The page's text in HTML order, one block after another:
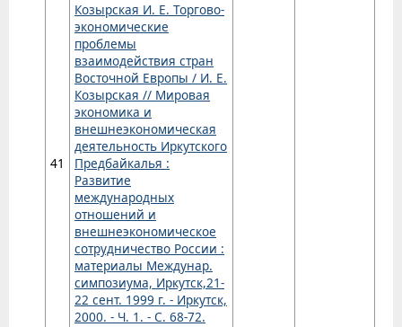
41
Козырская И. Е. Торгово-
экономические
проблемы
взаимодействия стран
Восточной Европы / И. Е.
Козырская // Мировая
экономика и
внешнеэкономическая
деятельность Иркутского
Предбайкалья :
Развитие
международных
отношений и
внешнеэкономическое
сотрудничество России :
материалы Междунар.
симпозиума, Иркутск,21-
22 сент. 1999 г. - Иркутск,
2000. - Ч. 1. - С. 68-72.